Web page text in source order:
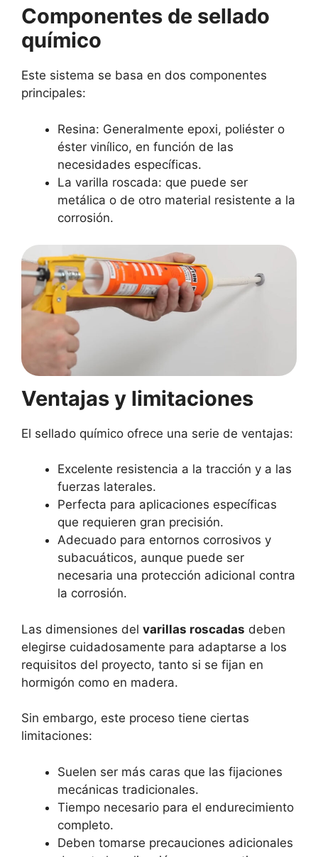
Componentes de sellado
químico
Este sistema se basa en dos componentes
principales:
Resina: Generalmente epoxi, poliéster o
éster vinílico, en función de las
necesidades específicas.
La varilla roscada: que puede ser
metálica o de otro material resistente a la
corrosión.
Ventajas y limitaciones
El sellado químico ofrece una serie de ventajas:
Excelente resistencia a la tracción y a las
fuerzas laterales.
Perfecta para aplicaciones específicas
que requieren gran precisión.
Adecuado para entornos corrosivos y
subacuáticos, aunque puede ser
necesaria una protección adicional contra
la corrosión.
Las dimensiones del varillas roscadas deben
elegirse cuidadosamente para adaptarse a los
requisitos del proyecto, tanto si se fijan en
hormigón como en madera.
Sin embargo, este proceso tiene ciertas
limitaciones:
Suelen ser más caras que las fijaciones
mecánicas tradicionales.
Tiempo necesario para el endurecimiento
completo.
Deben tomarse precauciones adicionales